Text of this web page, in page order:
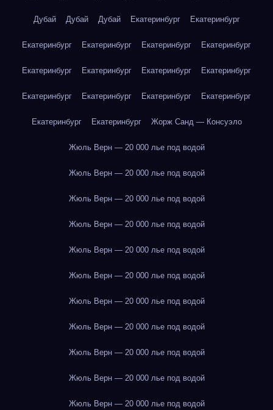
Дубай Дубай Дубай Екатеринбург Екатеринбург
Екатеринбург Екатеринбург Екатеринбург Екатеринбург
Екатеринбург Екатеринбург Екатеринбург Екатеринбург
Екатеринбург Екатеринбург Екатеринбург Екатеринбург
Екатеринбург Екатеринбург Жорж Санд — Консуэло
Жюль Верн — 20 000 лье под водой
Жюль Верн — 20 000 лье под водой
Жюль Верн — 20 000 лье под водой
Жюль Верн — 20 000 лье под водой
Жюль Верн — 20 000 лье под водой
Жюль Верн — 20 000 лье под водой
Жюль Верн — 20 000 лье под водой
Жюль Верн — 20 000 лье под водой
Жюль Верн — 20 000 лье под водой
Жюль Верн — 20 000 лье под водой
Жюль Верн — 20 000 лье под водой